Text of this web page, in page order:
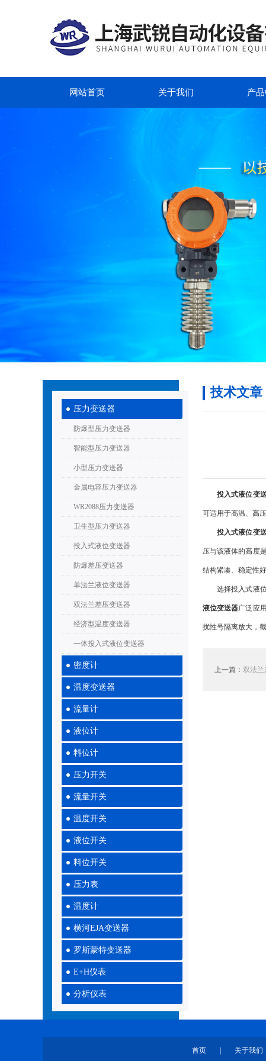
网站首页 关于我们 产
压力变送器
防爆型压力变送器
智能型压力变送器
小型压力变送器
金属电容压力变送器
WR2088压力变送器
卫生型压力变送器
投入式液位变送器
防爆差压变送器
单法兰液位变送器
双法兰差压变送器
经济型温度变送器
一体投入式液位变送器
密度计
温度变送器
流量计
液位计
料位计
压力开关
流量开关
温度开关
液位开关
料位开关
压力表
温度计
横河EJA变送器
罗斯蒙特变送器
E+H仪表
分析仪表
技术文章
投入式液位变
可适用于高温、高
投入式液位变
压与该液体的高度
结构紧凑、稳定性好
选择投入式液位
液位变送器广泛应
扰性号隔离放大，
上一篇： 双法兰
首页 关于我们